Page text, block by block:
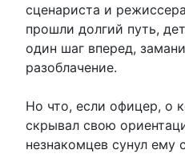
сценариста и
прошли долгий путь,
один шаг вперед,
разоблачение.
Но что, если офицер, о
скрывал свою
незнакомцев сунул ему